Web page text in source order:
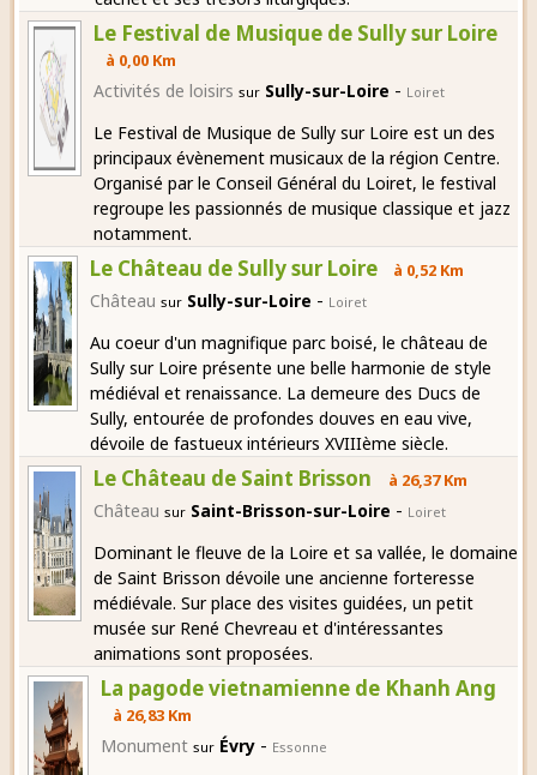
Le Festival de Musique de Sully sur Loire
à 0,00 Km
Activités de loisirs sur Sully-sur-Loire - Loiret
Le Festival de Musique de Sully sur Loire est un des
principaux évènement musicaux de la région Centre.
Organisé par le Conseil Général du Loiret, le festival
regroupe les passionnés de musique classique et jazz
notamment.
Le Château de Sully sur Loire à 0,52 Km
Château sur Sully-sur-Loire - Loiret
Au coeur d'un magnifique parc boisé, le château de
Sully sur Loire présente une belle harmonie de style
médiéval et renaissance. La demeure des Ducs de
Sully, entourée de profondes douves en eau vive,
dévoile de fastueux intérieurs XVIIIème siècle.
Le Château de Saint Brisson à 26,37 Km
Château sur Saint-Brisson-sur-Loire - Loiret
Dominant le fleuve de la Loire et sa vallée, le domaine
de Saint Brisson dévoile une ancienne forteresse
médiévale. Sur place des visites guidées, un petit
musée sur René Chevreau et d'intéressantes
animations sont proposées.
La pagode vietnamienne de Khanh Ang
à 26,83 Km
Monument sur Évry - Essonne